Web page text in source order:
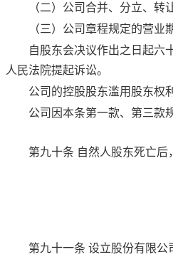
（二）公司合并、分立、转
（三）公司章程规定的营
自股东会决议作出之日起六
人民法院提起诉讼。
公司的控股股东滥用股东权
公司因本条第一款、第三款
第九十条 自然人股东死亡
第九十一条 设立股份有限公